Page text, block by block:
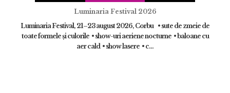
Luminaria Festival 2026
Luminaria Festival, 21–23 august 2026, Corbu • sute de zmeie de
toate formele și culorile • show-uri aeriene nocturne • baloane cu
aer cald • show lasere • c...